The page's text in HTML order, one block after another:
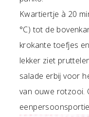
Kwartiertje à 20
°C) tot de
krokante toefjes
lekker ziet
salade erbij voor
van ouwe rotzooi.